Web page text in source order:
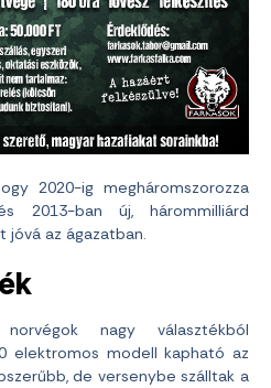
2020-ig megháromszorozza
2013-ban új, hárommilliárd
jóvá az ágazatban.
nagy választékból
elektromos modell kapható az
de versenybe szálltak a